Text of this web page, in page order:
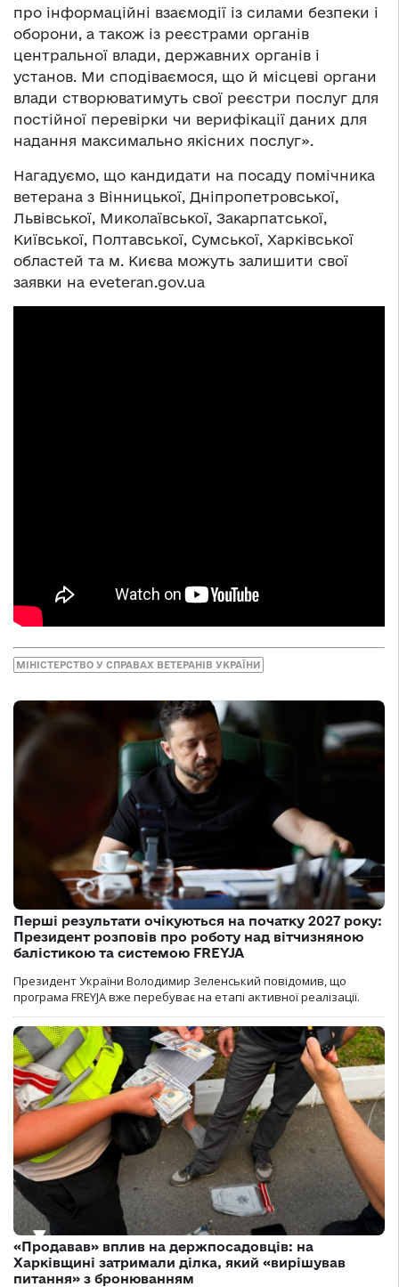
про інформаційні взаємодії із силами безпеки і
оборони, а також із реєстрами органів
центральної влади, державних органів і
установ. Ми сподіваємося, що й місцеві органи
влади створюватимуть свої реєстри послуг для
постійної перевірки чи верифікації даних для
надання максимально якісних послуг».
Нагадуємо, що кандидати на посаду помічника
ветерана з Вінницької, Дніпропетровської,
Львівської, Миколаївської, Закарпатської,
Київської, Полтавської, Сумської, Харківської
областей та м. Києва можуть залишити свої
заявки на eveteran.gov.ua
МІНІСТЕРСТВО У СПРАВАХ ВЕТЕРАНІВ УКРАЇНИ
Перші результати очікуються на початку 2027 року:
Президент розповів про роботу над вітчизняною
балістикою та системою FREYJA
Президент України Володимир Зеленський повідомив, що
програма FREYJA вже перебуває на етапі активної реалізації.
«Продавав» вплив на держпосадовців: на
Харківщині затримали ділка, який «вирішував
питання» з бронюванням